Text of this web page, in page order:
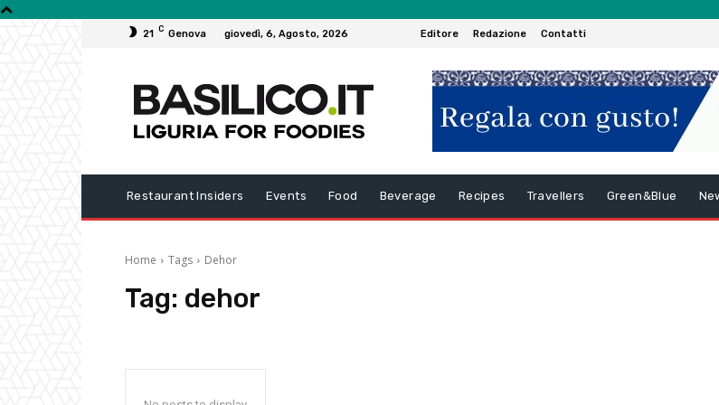
21 C Genova giovedì, 6, Agosto, 2026 Editore Redazione Contatti
Restaurant Insiders Events Food Beverage Recipes Travellers Green&Blue
Home Tags Dehor
Tag: dehor